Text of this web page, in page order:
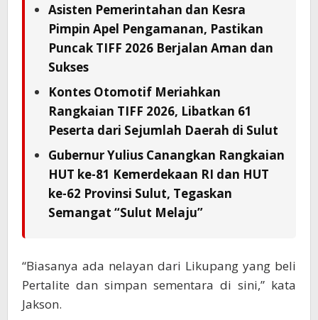
Asisten Pemerintahan dan Kesra
Pimpin Apel Pengamanan, Pastikan
Puncak TIFF 2026 Berjalan Aman dan
Sukses
Kontes Otomotif Meriahkan
Rangkaian TIFF 2026, Libatkan 61
Peserta dari Sejumlah Daerah di Sulut
Gubernur Yulius Canangkan Rangkaian
HUT ke-81 Kemerdekaan RI dan HUT
ke-62 Provinsi Sulut, Tegaskan
Semangat “Sulut Melaju”
“Biasanya ada nelayan dari Likupang yang beli
Pertalite dan simpan sementara di sini,” kata
Jakson.